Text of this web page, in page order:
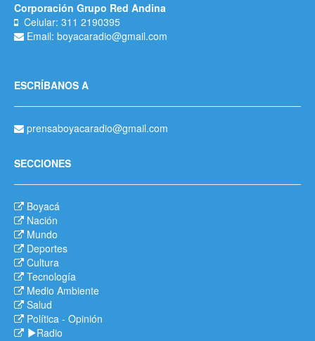
Corporación Grupo Red Andina
Celular: 311 2190395
Email: boyacaradio@gmail.com
ESCRÍBANOS A
prensaboyacaradio@gmail.com
SECCIONES
Boyacá
Nación
Mundo
Deportes
Cultura
Tecnología
Medio Ambiente
Salud
Política - Opinión
Radio